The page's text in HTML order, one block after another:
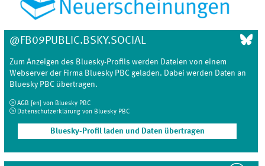
@FB09PUBLIC.BSKY.SOCIAL
Zum Anzeigen des Bluesky-Profils werden Dateien von einem
Webserver der Firma Bluesky PBC geladen. Dabei werden Daten an
Bluesky PBC übertragen.
AGB [en] von Bluesky PBC
Datenschutzerklärung von Bluesky PBC
Bluesky-Profilladen und Daten übertragen